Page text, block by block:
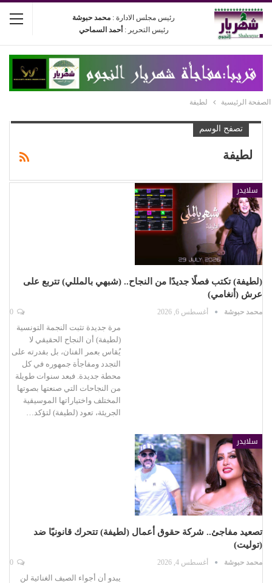
رئيس مجلس الادارة : محمد حبوشة
رئيس التحرير : أحمد السماحي
الصفحة الرئيسية لطيفة
تصفح الوسم
لطيفة
سلايدر
(لطيفة) تكتب فصلًا جديدًا من النجاح.. (شبهي بالمللي) تتربع على
عرش (أنغامي)
محمد حبوشة أغسطس 6, 2026
مرة جديدة تثبت النجمة التونسية
(لطيفة) أن النجاح الحقيقي لا
يُقاس بعمر الفنان، بل بقدرته على
التجدد ومفاجأة جمهوره في كل
محطة جديدة. فبعد سنوات طويلة
من النجاحات التي صنعتها بصوتها
المختلف واختياراتها الموسيقية
الجريئة، تعود (لطيفة) لتؤكد…
سلايدر
تصعيد مفاجئ.. شركة حقوق أعمال (لطيفة) تتحرك قانونيًا ضد
(توليت)
محمد حبوشة أغسطس 4, 2026
يبدو أن أجواء الصيف الغنائية لن